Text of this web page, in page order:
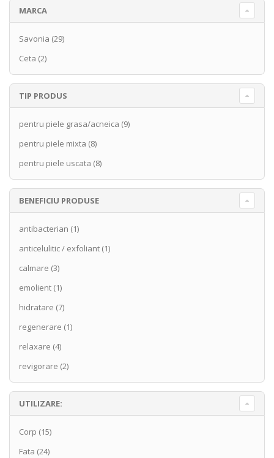
MARCA
Savonia (29)
Ceta (2)
TIP PRODUS
pentru piele grasa/acneica (9)
pentru piele mixta (8)
pentru piele uscata (8)
BENEFICIU PRODUSE
antibacterian (1)
anticelulitic / exfoliant (1)
calmare (3)
emolient (1)
hidratare (7)
regenerare (1)
relaxare (4)
revigorare (2)
UTILIZARE:
Corp (15)
Fata (24)